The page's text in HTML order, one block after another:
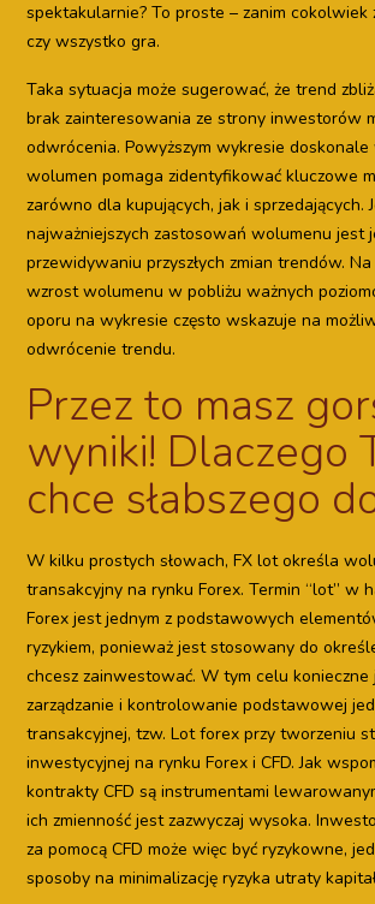
spektakularnie? To proste – zanim cokolwiek
czy wszystko gra.
Taka sytuacja może sugerować, że trend
brak zainteresowania ze strony inwestorów
odwrócenia. Powyższym wykresie doskonale
wolumen pomaga zidentyfikować kluczowe
zarówno dla kupujących, jak i sprzedających.
najważniejszych zastosowań wolumenu jest
przewidywaniu przyszłych zmian trendów. Na
wzrost wolumenu w pobliżu ważnych
oporu na wykresie często wskazuje na
odwrócenie trendu.
Przez to masz
wyniki! Dlaczego
chce słabszego
W kilku prostych słowach, FX lot określa
transakcyjny na rynku Forex. Termin “lot” w
Forex jest jednym z podstawowych
ryzykiem, ponieważ jest stosowany do
chcesz zainwestować. W tym celu
zarządzanie i kontrolowanie podstawowej
transakcyjnej, tzw. Lot forex przy tworzeniu
inwestycyjnej na rynku Forex i CFD. Jak
kontrakty CFD są instrumentami
ich zmienność jest zazwyczaj wysoka.
za pomocą CFD może więc być ryzykowne,
sposoby na minimalizację ryzyka utraty